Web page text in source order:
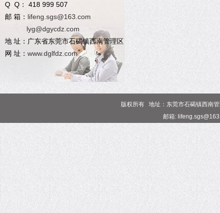
Q Q： 418 999 507
邮 箱： lifeng.sgs@163.com
lyg@dgycdz.com
地 址：广东省东莞市石碣镇西南管理区
网 址： www.dglfdz.com
版权所有 地址：东莞市石碣镇西南
邮箱: